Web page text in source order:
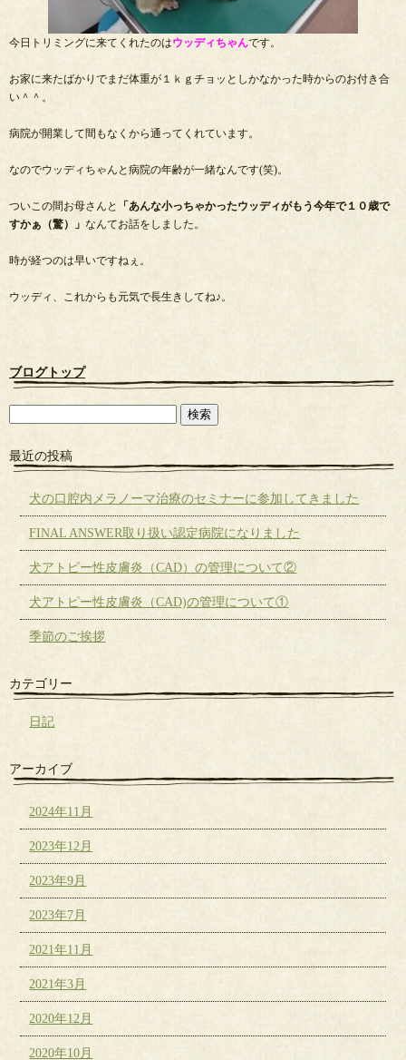
今日トリミングに来てくれたのはウッディちゃんです。
お家に来たばかりでまだ体重が１ｋｇチョッとしかなかった時からのお付き合
い＾＾。
病院が開業して間もなくから通ってくれています。
なのでウッディちゃんと病院の年齢が一緒なんです(笑)。
ついこの間お母さんと
「あんな小っちゃかったウッディがもう今年で１０歳で
すかぁ（驚）」 なんてお話をしました。
時が経つのは早いですねぇ。
ウッディ、これからも元気で長生きしてね♪。
ブログトップ
最近の投稿
犬の口腔内メラノーマ治療のセミナーに参加してきました
FINAL ANSWER取り扱い認定病院になりました
犬アトピー性皮膚炎（CAD）の管理について②
犬アトピー性皮膚炎（CAD)の管理について①
季節のご挨拶
カテゴリー
日記
アーカイブ
2024年11月
2023年12月
2023年9月
2023年7月
2021年11月
2021年3月
2020年12月
2020年10月